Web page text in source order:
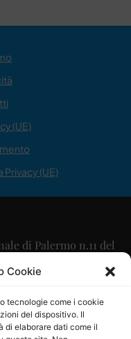
Cookie
tecnologie come i cookie
del dispositivo. Il
di elaborare dati come il
(UE)
Privacy (UE)
di Palermo n.11 del
Scaglione